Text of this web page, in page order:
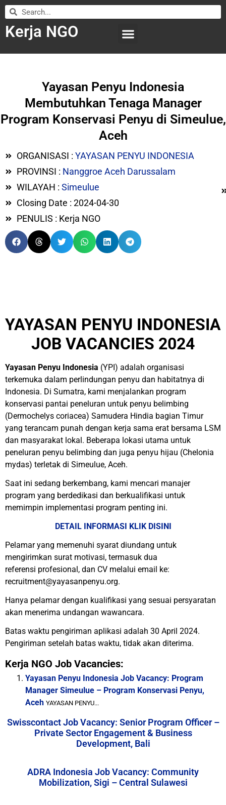
Kerja NGO
Yayasan Penyu Indonesia
Membutuhkan Tenaga Manager
Program Konservasi Penyu di Simeulue,
Aceh
ORGANISASI : YAYASAN PENYU INDONESIA
PROVINSI : Nanggroe Aceh Darussalam
WILAYAH : Simeulue
Closing Date : 2024-04-30
PENULIS : Kerja NGO
YAYASAN PENYU INDONESIA
JOB VACANCIES 2024
Yayasan Penyu Indonesia (YPI) adalah organisasi
terkemuka dalam perlindungan penyu dan habitatnya di
Indonesia. Di Sumatra, kami menjalankan program
konservasi pantai peneluran untuk penyu belimbing
(Dermochelys coriacea) Samudera Hindia bagian Timur
yang terancam punah dengan kerja sama erat bersama LSM
dan masyarakat lokal. Beberapa lokasi utama untuk
peneluran penyu belimbing dan juga penyu hijau (Chelonia
mydas) terletak di Simeulue, Aceh.
Saat ini sedang berkembang, kami mencari manajer
program yang berdedikasi dan berkualifikasi untuk
memimpin implementasi program penting ini.
DETAIL INFORMASI KLIK DISINI
Pelamar yang memenuhi syarat diundang untuk
mengirimkan surat motivasi, termasuk dua
referensi profesional, dan CV melalui email ke:
recruitment@yayasanpenyu.org.
Hanya pelamar dengan kualifikasi yang sesuai persyaratan
akan menerima undangan wawancara.
Batas waktu pengiriman aplikasi adalah 30 April 2024.
Pengiriman setelah batas waktu, tidak akan diterima.
Kerja NGO Job Vacancies:
Yayasan Penyu Indonesia Job Vacancy: Program
Manager Simeulue – Program Konservasi Penyu,
Aceh YAYASAN PENYU...
Swisscontact Job Vacancy: Senior Program Officer –
Private Sector Engagement & Business
Development, Bali
ADRA Indonesia Job Vacancy: Community
Mobilization, Sigi – Central Sulawesi